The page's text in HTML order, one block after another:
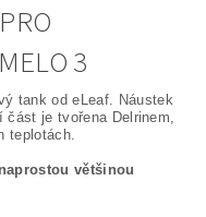
3
tank od eLeaf. Náustek
je tvořena Delrinem,
teplotách.
většinou